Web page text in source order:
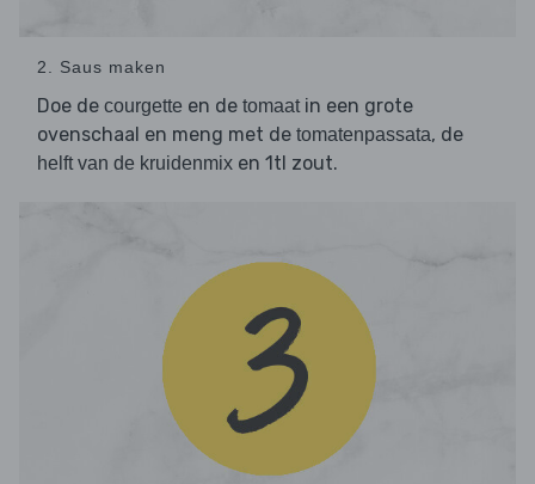
2. Saus maken
Doe de courgette en de tomaatin een grote
ovenschaal en meng met de tomatenpassata, de
helft van de kruidenmix en 1tl zout.